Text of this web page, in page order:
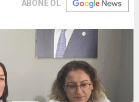
ABONE OL